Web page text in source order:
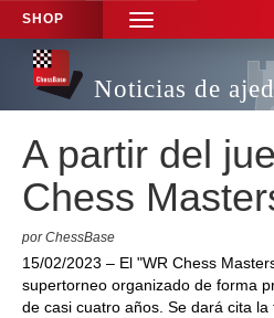
SHOP
TOGGLE
NAVIGATION
Noticias de
A partir del
Chess
por ChessBase
15/02/2023 – El "WR Chess
supertorneo organizado de forma
de casi cuatro años. Se dará cita